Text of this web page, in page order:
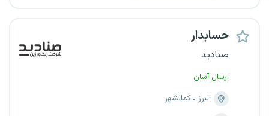
حسابدار
صنادید
ارسال آسان
البرز
کمالشهر